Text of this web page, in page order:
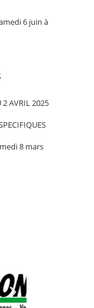
6 juin à
2 AVRIL 2025
8 mars